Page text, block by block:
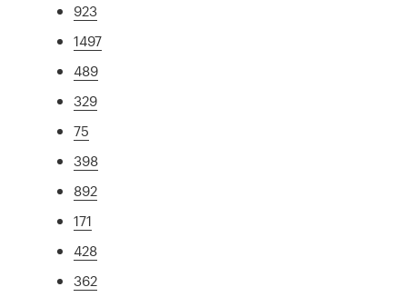
923
1497
489
329
75
398
892
171
428
362